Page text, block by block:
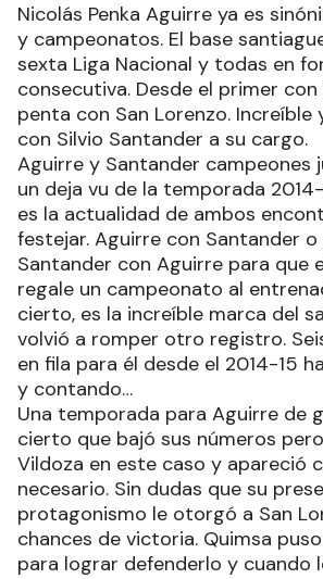
Nicolás Penka Aguirre ya es
y campeonatos. El base
sexta Liga Nacional y todas en
consecutiva. Desde el primer
penta con San Lorenzo. Increíble
con Silvio Santander a su cargo.
Aguirre y Santander campeones
un deja vu de la temporada
es la actualidad de ambos
festejar. Aguirre con Santander o
Santander con Aguirre para que
regale un campeonato al
cierto, es la increíble marca del
volvió a romper otro registro.
en fila para él desde el 2014-15
y contando…
Una temporada para Aguirre de
cierto que bajó sus números
Vildoza en este caso y apareció
necesario. Sin dudas que su
protagonismo le otorgó a San
chances de victoria. Quimsa
para lograr defenderlo y cuando